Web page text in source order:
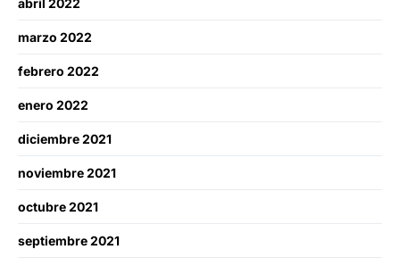
abril 2022
marzo 2022
febrero 2022
enero 2022
diciembre 2021
noviembre 2021
octubre 2021
septiembre 2021